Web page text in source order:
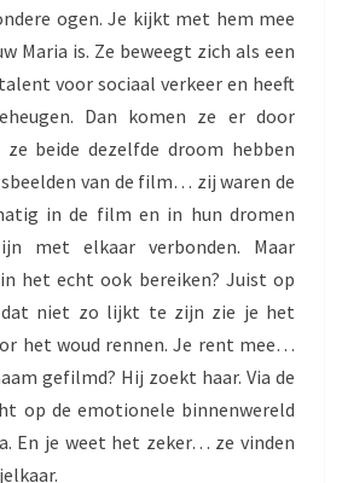
ogen. Je kijkt met hem mee
Maria is. Ze beweegt zich als een
voor sociaal verkeer en heeft
Dan komen ze er door
beide dezelfde droom hebben
van de film… zij waren de
in de film en in hun dromen
met elkaar verbonden. Maar
het echt ook bereiken? Juist op
niet zo lijkt te zijn zie je het
het woud rennen. Je rent mee…
gefilmd? Hij zoekt haar. Via de
op de emotionele binnenwereld
En je weet het zeker… ze vinden